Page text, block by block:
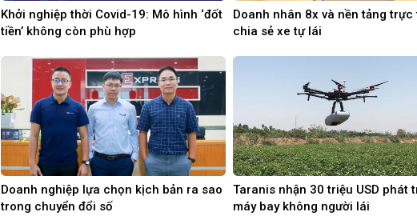
Khởi nghiệp thời Covid-19: Mô hình ‘đốt
tiền’ không còn phù hợp
Doanh nhân 8x và nền tảng trực
chia sẻ xe tự lái
Doanh nghiệp lựa chọn kịch bản ra sao
trong chuyển đổi số
Taranis nhận 30 triệu USD phát
máy bay không người lái